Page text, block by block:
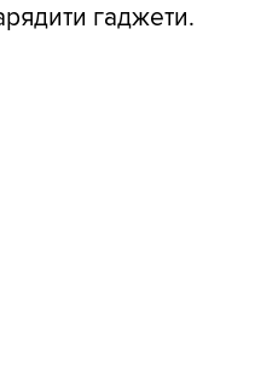
гаджети.